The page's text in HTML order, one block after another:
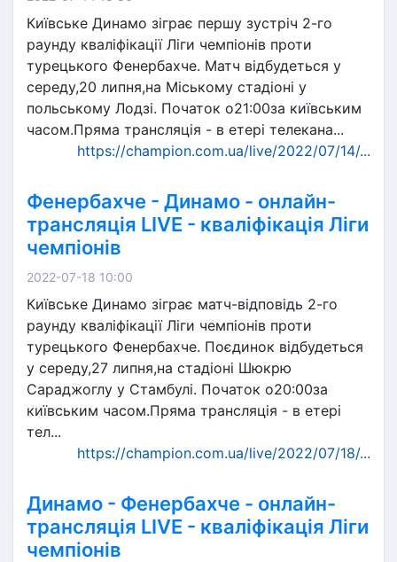
Київське Динамо зіграє першу зустріч 2-го
раунду кваліфікації Ліги чемпіонів проти
турецького Фенербахче. Матч відбудеться у
середу,20 липня,на Міському стадіоні у
польському Лодзі. Початок о21:00за київським
часом.Пряма трансляція - в етері телекана...
https://champion.com.ua/live/2022/07/14/...
Фенербахче - Динамо - онлайн-
трансляція LIVE - кваліфікація Ліги
чемпіонів
2022-07-18 10:00
Київське Динамо зіграє матч-відповідь 2-го
раунду кваліфікації Ліги чемпіонів проти
турецького Фенербахче. Поєдинок відбудеться
у середу,27 липня,на стадіоні Шюкрю
Сараджоглу у Стамбулі. Початок о20:00за
київським часом.Пряма трансляція - в етері
тел...
https://champion.com.ua/live/2022/07/18/...
Динамо - Фенербахче - онлайн-
трансляція LIVE - кваліфікація Ліги
чемпіонів